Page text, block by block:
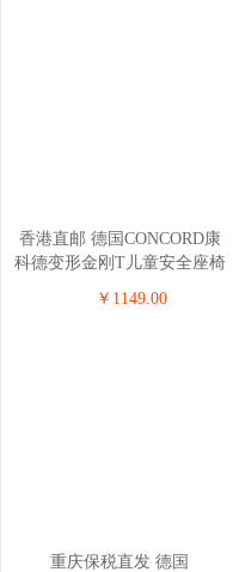
香港直邮 德国CONCORD康
科德变形金刚T儿童安全座椅
￥1149.00
重庆保税直发 德国